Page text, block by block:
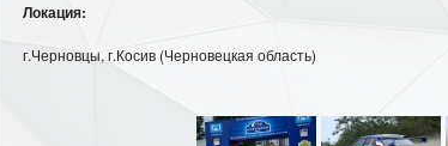
Локация:
г.Черновцы, г.Косив (Черновецкая область)